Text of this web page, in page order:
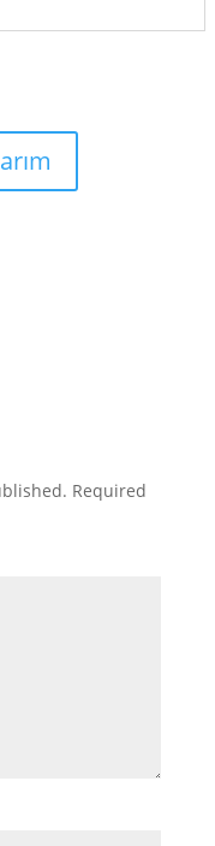
Required